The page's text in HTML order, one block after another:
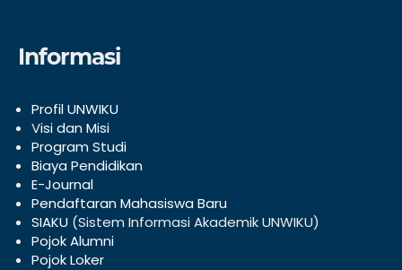
Informasi
Profil UNWIKU
Visi dan Misi
Program Studi
Biaya Pendidikan
E-Journal
Pendaftaran Mahasiswa Baru
SIAKU (Sistem Informasi Akademik UNWIKU)
Pojok Alumni
Pojok Loker